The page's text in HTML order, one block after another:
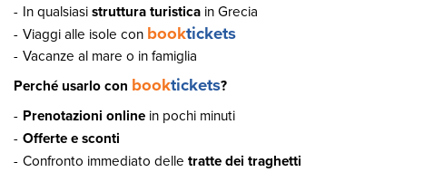
In qualsiasistruttura turistica in Grecia
Viaggi alle isole con booktickets
Vacanze al mare o in famiglia
Perché usarlo con booktickets?
Prenotazioni online in pochi minuti
Offerte e sconti
Confronto immediato delle tratte dei traghetti